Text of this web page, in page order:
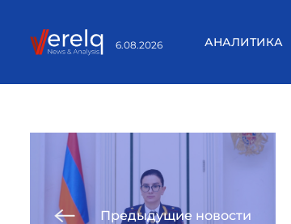
6.08.2026 АНАЛИТИКА
Предыдущие новости